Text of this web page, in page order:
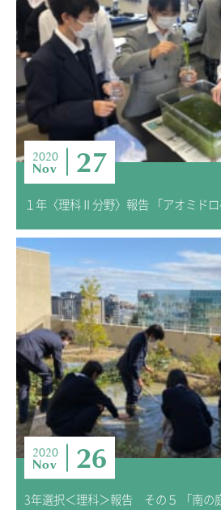
2020
Nov 27
１年〈理科Ⅱ分野〉報告 「アオミドロ
2020
Nov 26
3年選択＜理科＞報告 その５ 「南の